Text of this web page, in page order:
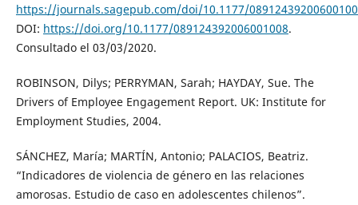
https://journals.sagepub.com/doi/10.1177/
DOI: https://doi.org/10.1177/089124392006001008.
Consultado el 03/03/2020.
ROBINSON, Dilys; PERRYMAN, Sarah; HAYDAY, Sue. The
Drivers of Employee Engagement Report. UK: Institute for
Employment Studies, 2004.
SÁNCHEZ, María; MARTÍN, Antonio; PALACIOS, Beatriz.
“Indicadores de violencia de género en las relaciones
amorosas. Estudio de caso en adolescentes chilenos”.